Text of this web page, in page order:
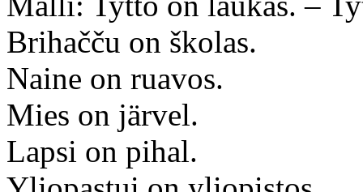
Brihačču on školas.
Naine on ruavos.
Mies on järvel.
Lapsi on pihal.